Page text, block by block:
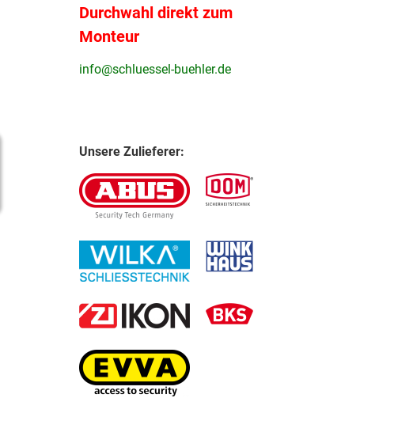
Durchwahl direkt zum
Monteur
info@schluessel-buehler.de
Unsere Zulieferer: